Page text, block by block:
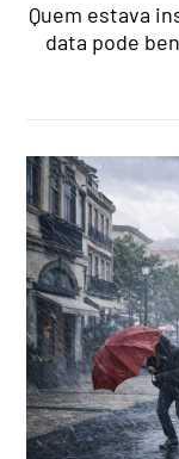
Quem estava
data pode